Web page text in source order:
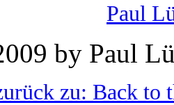
Paul
by Paul
zu: Back to